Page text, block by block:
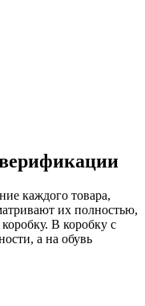
каждого товара,
их полностью,
В коробку с
а на обувь